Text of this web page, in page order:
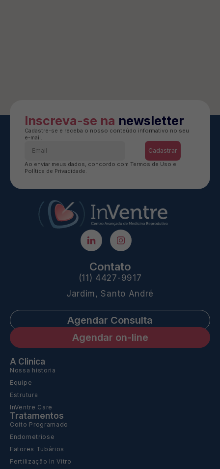
Tratamentos
Coito Programado
Endometriose
Fatores Tubários
Fertilização In Vitro
A Clinica
Nossa historia
Equipe
Estrutura
InVentre Care
Contato
(11) 4427-9917
Jardim, Santo André
Agendar Consulta
Agendar on-line
Inscreva-se na newsletter
Cadastre-se e receba o nosso conteúdo informativo no seu
e-mail.
Cadastrar
Ao enviar meus dados, concordo com Termos de Uso e
Política de Privacidade.